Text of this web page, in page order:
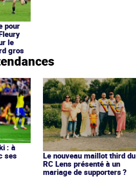
pour
le
gros
: à
ses
Le nouveau maillot third du
RC Lens présenté à un
mariage de supporters ?